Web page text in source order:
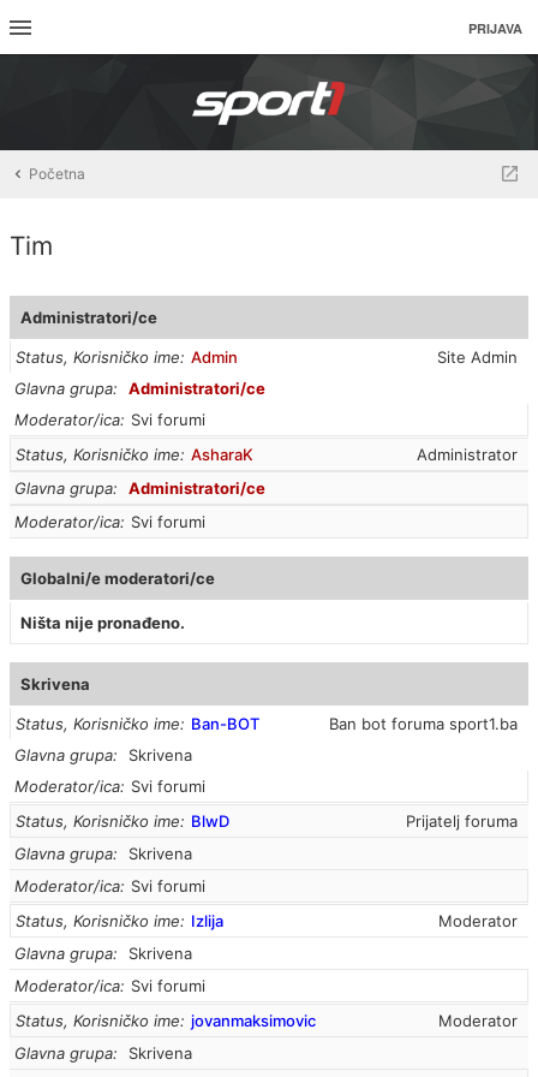
PRIJAVA
Početna
Tim
Administratori/ce
Status, Korisničko ime Site Admin
Admin
Glavna grupa
Administratori/ce
Moderator/ica
Svi forumi
Status, Korisničko ime
Administrator
AsharaK
Glavna grupa
Administratori/ce
Moderator/ica
Svi forumi
Globalni/e moderatori/ce
Ništa nije pronađeno.
Skrivena
Status, Korisničko ime Ban bot foruma sport1.ba
Ban-BOT
Glavna grupa
Skrivena
Moderator/ica
Svi forumi
Status, Korisničko ime
Prijatelj foruma
BlwD
Glavna grupa
Skrivena
Moderator/ica
Svi forumi
Status, Korisničko ime
Moderator
Izlija
Glavna grupa
Skrivena
Moderator/ica
Svi forumi
Status, Korisničko ime
Moderator
jovanmaksimovic
Glavna grupa
Skrivena